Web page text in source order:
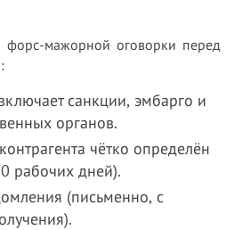
форс-мажорной оговорки перед
санкции, эмбарго и
органов.
чётко определён
рабочих дней).
(письменно, с